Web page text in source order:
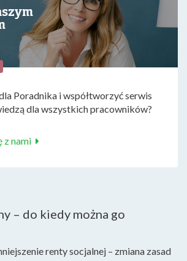
Poradnika i współtworzyć serwis
dla wszystkich pracowników?
z nami
– do kiedy można go
renty socjalnej – zmiana zasad